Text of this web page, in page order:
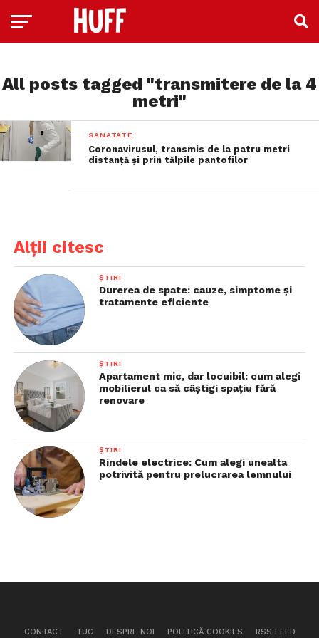
All posts tagged "transmitere de la 4
metri"
SANATATE
Coronavirusul, transmis de la patru metri
distanță și prin tălpile pantofilor
Alții citesc
ȘTIRI
Durerea de spate: cauze, simptome și
tratamente eficiente
ȘTIRI
Apartament mic, dar locuibil: cum alegi
mobilierul ca să câștigi spațiu fără
renovare
ȘTIRI
Rindele electrice: Cum alegi unealta
potrivită pentru prelucrarea lemnului
CONTACT TUC DESPRE NOI POLITICĂ COOKIES RSS FEED